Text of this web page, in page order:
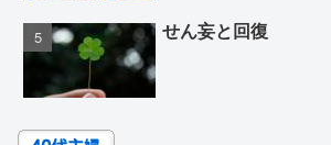
せん妄と回復